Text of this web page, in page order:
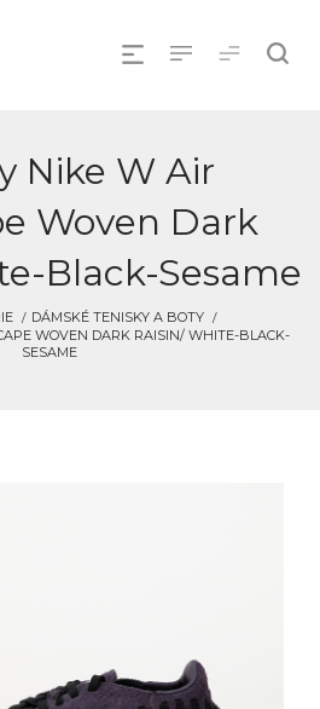
Nike W Air
Woven Dark
Black-Sesame
DÁMSKÉ TENISKY A BOTY
WOVEN DARK RAISIN/ WHITE-BLACK-
SESAME